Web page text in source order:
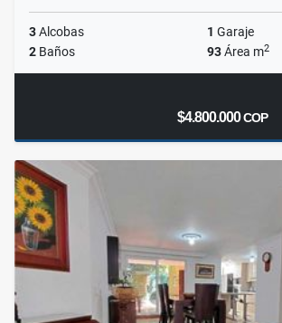
3Alcobas 1 Garaje
2 Baños 93Área m2
$4.800.000COP